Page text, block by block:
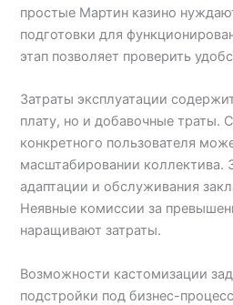
простые Мартин казино
подготовки для
этап позволяет проверить
Затраты эксплуатации
плату, но и добавочные траты.
конкретного пользователя
масштабировании коллектива.
адаптации и обслуживания
Неявные комиссии за
наращивают затраты.
Возможности кастомизации
подстройки под бизнес-